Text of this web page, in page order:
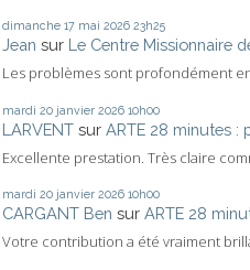
dimanche 17 mai 2026 23h25
Jean sur Le Centre Missionnaire
Les problèmes sont profondément
mardi 20 janvier 2026 10h00
LARVENT sur ARTE 28 minutes :
Excellente prestation. Très claire
mardi 20 janvier 2026 10h00
CARGANT Ben sur ARTE 28
Votre contribution a été vraiment